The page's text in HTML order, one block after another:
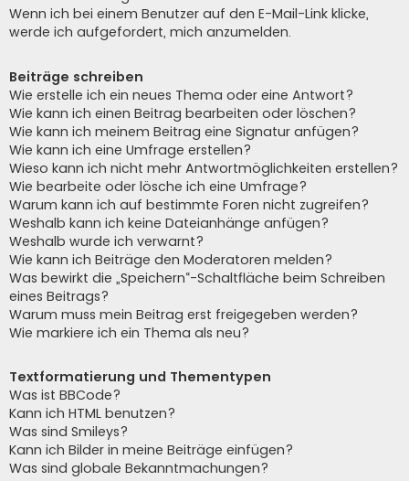
Wenn ich bei einem Benutzer auf den E-Mail-Link klicke,
werde ich aufgefordert, mich anzumelden.
Beiträge schreiben
Wie erstelle ich ein neues Thema oder eine Antwort?
Wie kann ich einen Beitrag bearbeiten oder löschen?
Wie kann ich meinem Beitrag eine Signatur anfügen?
Wie kann ich eine Umfrage erstellen?
Wieso kann ich nicht mehr Antwortmöglichkeiten erstellen?
Wie bearbeite oder lösche ich eine Umfrage?
Warum kann ich auf bestimmte Foren nicht zugreifen?
Weshalb kann ich keine Dateianhänge anfügen?
Weshalb wurde ich verwarnt?
Wie kann ich Beiträge den Moderatoren melden?
Was bewirkt die „Speichern“-Schaltfläche beim Schreiben
eines Beitrags?
Warum muss mein Beitrag erst freigegeben werden?
Wie markiere ich ein Thema als neu?
Textformatierung und Thementypen
Was ist BBCode?
Kann ich HTML benutzen?
Was sind Smileys?
Kann ich Bilder in meine Beiträge einfügen?
Was sind globale Bekanntmachungen?